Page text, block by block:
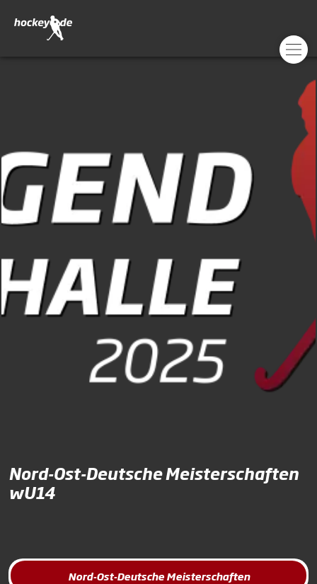
Nord-Ost-Deutsche Meisterschaften
wU14
Nord-Ost-Deutsche Meisterschaften